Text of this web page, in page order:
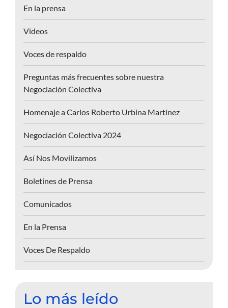
En la prensa
Videos
Voces de respaldo
Preguntas más frecuentes sobre nuestra
Negociación Colectiva
Homenaje a Carlos Roberto Urbina Martínez
Negociación Colectiva 2024
Así Nos Movilizamos
Boletines de Prensa
Comunicados
En la Prensa
Voces De Respaldo
Lo más leído